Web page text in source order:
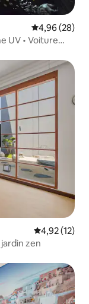
Évaluation
4,96 (28)
UV • Voiture
Évaluation
4,92 (12)
zen